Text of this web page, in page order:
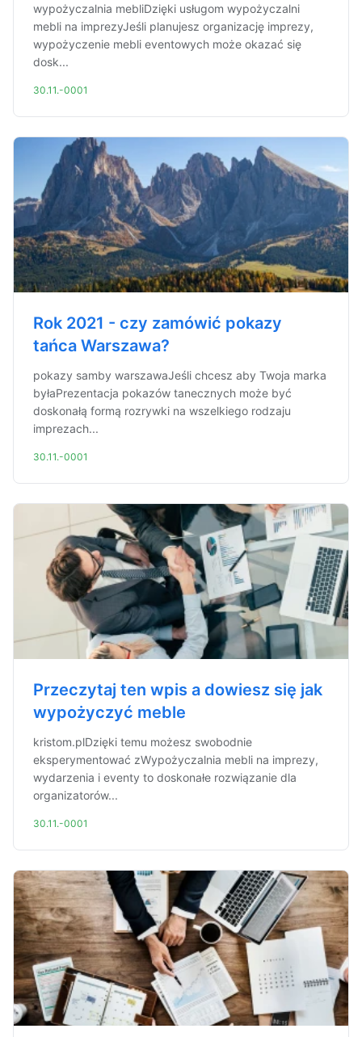
wypożyczalnia mebliDzięki usługom wypożyczalni
mebli na imprezyJeśli planujesz organizację imprezy,
wypożyczenie mebli eventowych może okazać się
dosk...
30.11.-0001
Rok 2021 - czy zamówić pokazy
tańca Warszawa?
pokazy samby warszawaJeśli chcesz aby Twoja marka
byłaPrezentacja pokazów tanecznych może być
doskonałą formą rozrywki na wszelkiego rodzaju
imprezach...
30.11.-0001
Przeczytaj ten wpis a dowiesz się jak
wypożyczyć meble
kristom.plDzięki temu możesz swobodnie
eksperymentować zWypożyczalnia mebli na imprezy,
wydarzenia i eventy to doskonałe rozwiązanie dla
organizatorów...
30.11.-0001